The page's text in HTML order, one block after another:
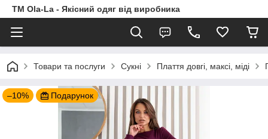
TM Ola-La - Якісний одяг від виробника
Товари та послуги Сукні Плаття довгі, максі, міді
–10% Подарунок